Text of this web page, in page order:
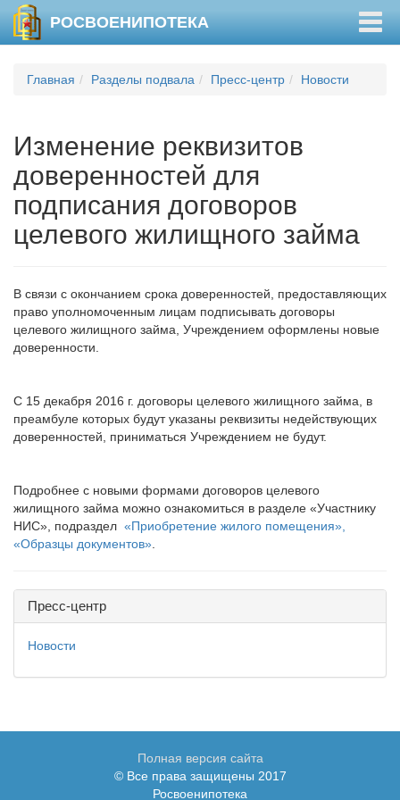
РОСВОЕНИПОТЕКА
Главная Разделы подвала Пресс-центр Новости
Изменение реквизитов
доверенностей для
подписания договоров
целевого жилищного займа
В связи с окончанием срока доверенностей, предоставляющих
право уполномоченным лицам подписывать договоры
целевого жилищного займа, Учреждением оформлены новые
доверенности.
С 15 декабря 2016 г. договоры целевого жилищного займа, в
преамбуле которых будут указаны реквизиты недействующих
доверенностей, приниматься Учреждением не будут.
Подробнее с новыми формами договоров целевого
жилищного займа можно ознакомиться в разделе «Участнику
НИС», подраздел «Приобретение жилого помещения»,
«Образцы документов»
Пресс-центр
Новости
Полная версия сайта
© Все права защищены 2017
Росвоенипотека